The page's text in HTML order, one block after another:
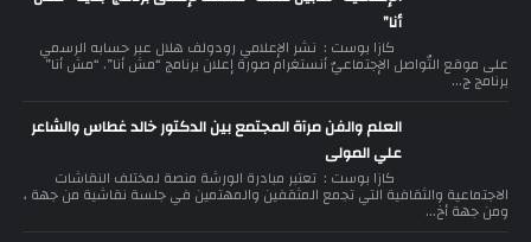
أنا”
كازا بوست : نشر الإعلامي رودولف هلال عبر حسابه الرسمي
على موقع التّواصل الإجتماعيّ أنستغرام صورة إعلان برنامج “مش أنا”. “مش أنا”
برنامج ج...
العلم والفن مرآة المجتمع بين الدكتور خالد غطاس والشاعر
علي المولى
كازا بوست : تعتبر مبادرة الورشة منصة لمختلف النقاشات
الاجتماعية والثقافية التي تجمع المثقفين والمهتمين في جلسة نقاشية من جهة ،
ومن جهة أخ...